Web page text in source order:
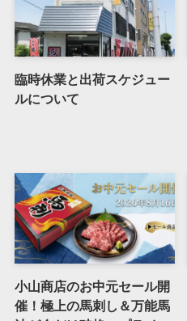
臨時休業と出荷スケジュー
ルについて
小山商店のお中元セール開
催！極上の馬刺し＆万能馬